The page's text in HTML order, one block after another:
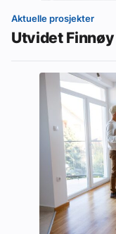
Aktuelle prosjekter
Utvidet